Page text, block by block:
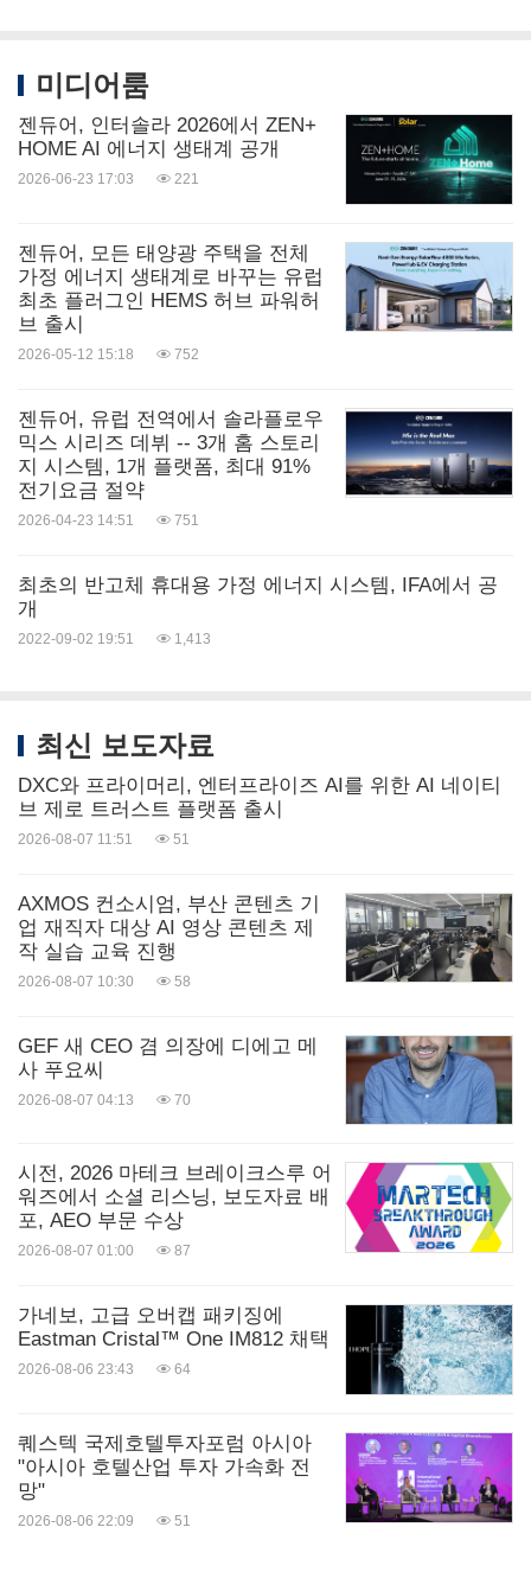
유닛)
연속 전력: 최대 12kW
태양광 입력: 최대 24kW 네이티브 + 타사 PV
EV 충전: 최대 22kW(3P)/7.4kW(1P), 11kW 오프
백업 전환: 10ms(UPS급)
개방형 프로토콜: SG 레디, EE버스, OCPP, VPP
레디
절감
자급자족률: 최대 91%(일반적인 독일 가정,
16kWp PV + 솔라플로우 4000 믹스 시리즈 3개)
파이어니어 프로그램
출시 시 솔라플로우 4000 믹스 프로 또는 솔라플로우
료로 제공한다. 자세한 내용은
에서 확인할 수 있다.
파워허브는 현재 사전 주문이 가능하며, 2026년 7월
부터 배송이 시작된다. 단상 버전의 가격은독일에서
덜란드 에서 729유로부터 시작한다.
젠듀어는 플러그인 가정 에너지 관리 시스템(HEMS)
의 글로벌 선구자로, 실리콘밸리, 웨강아오 대만구,
젠듀어의 사명은 최신 에너지 기술을 대중화해 전 세
계에 신뢰할 수 있고 저렴한 청정에너지를 제공하는
것이다. 솔라플로우 발코니 에너지 저장 시스템은 햇
빛을 일상생활을 위한 안전하고 신뢰할 수 있으며 탄
력적인 에너지원으로 변환한다.
미디어룸
젠듀어, 인터솔라 2026에서 ZEN+
HOME AI 에너지 생태계 공개
2026-06-23 17:03 221
젠듀어, 모든 태양광 주택을 전체
가정 에너지 생태계로 바꾸는 유럽
최초 플러그인 HEMS 허브 파워허
브 출시
2026-05-12 15:18 752
젠듀어, 유럽 전역에서 솔라플로우
믹스 시리즈 데뷔 -- 3개 홈 스토리
지 시스템, 1개 플랫폼, 최대 91%
전기요금 절약
2026-04-23 14:51 751
최초의 반고체 휴대용 가정 에너지 시스템, IFA에서 공
개
2022-09-02 19:51 1,413
최신 보도자료
DXC와 프라이머리, 엔터프라이즈 AI를 위한 AI 네이티
브 제로 트러스트 플랫폼 출시
2026-08-07 11:51 51
AXMOS 컨소시엄, 부산 콘텐츠 기
업 재직자 대상 AI 영상 콘텐츠 제
작 실습 교육 진행
2026-08-07 10:30 58
GEF 새 CEO 겸 의장에 디에고 메
사 푸요씨
2026-08-07 04:13 70
시전, 2026 마테크 브레이크스루 어
워즈에서 소셜 리스닝, 보도자료 배
포, AEO 부문 수상
2026-08-07 01:00 87
가네보, 고급 오버캡 패키징에
Eastman Cristal™ One IM812 채택
2026-08-06 23:43 64
퀘스텍 국제호텔투자포럼 아시아
"아시아 호텔산업 투자 가속화 전
망"
2026-08-06 22:09 51